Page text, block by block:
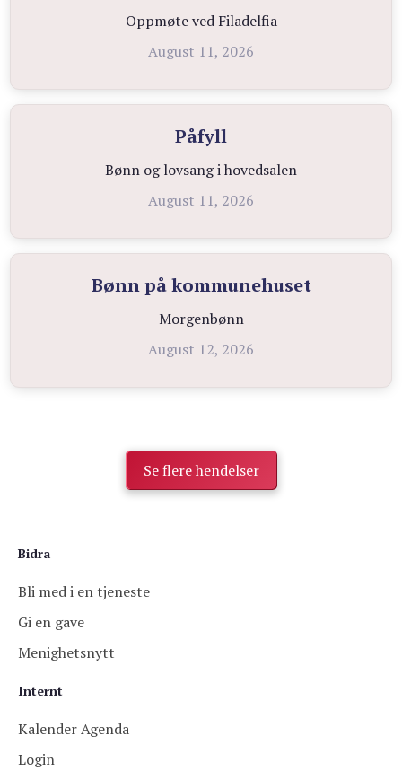
Oppmøte ved Filadelfia
August 11, 2026
Påfyll
Bønn og lovsang i hovedsalen
August 11, 2026
Bønn på kommunehuset
Morgenbønn
August 12, 2026
Se flere hendelser
Bidra
Bli med i en tjeneste
Gi en gave
Menighetsnytt
Internt
Kalender Agenda
Login